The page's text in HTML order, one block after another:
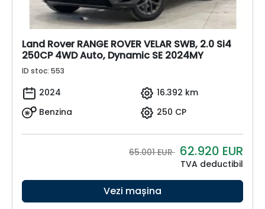
Land Rover RANGE ROVER VELAR SWB, 2.0 Si4
250CP 4WD Auto, Dynamic SE 2024MY
ID stoc: 553
2024
16.392 km
Benzina
250 CP
65.001 EUR 62.920 EUR
TVA deductibil
Vezi mașina